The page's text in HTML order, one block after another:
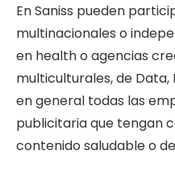
En Saniss pueden
multinacionales o
en health o agencias
multiculturales, de Data,
en general todas las
publicitaria que tengan
contenido saludable o